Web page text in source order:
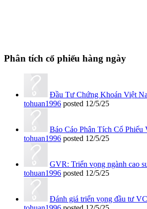
Phân tích cổ phiếu hàng ngày
Đầu Tư Chứng Khoán Việt
tohuan1996 posted 12/5/25
Báo Cáo Phân Tích Cổ Phiếu
tohuan1996 posted 12/5/25
GVR: Triển vọng ngành cao
tohuan1996 posted 12/5/25
Đánh giá triển vọng đầu tư